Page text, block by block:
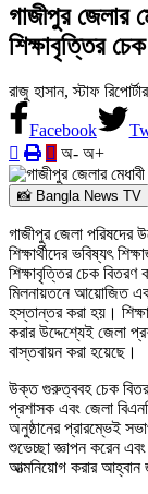
গাজীপুর জেলার
শিক্ষাবৃত্তির
রাজু হাসান, স্টাফ রিপোর্টার
Facebook
অ- অ+
📸 Bangla News TV
গাজীপুর জেলা পরিষদের
শিক্ষার্থীদের ভবিষ্যৎ
শিক্ষাবৃত্তির চেক
মিলনায়তনে আয়োজিত এক
হস্তান্তর করা হয়।
করার উদ্দেশ্যেই জেলা
বাস্তবায়ন করা হয়েছে।
উক্ত গুরুত্ববহ চেক
প্রশাসক এবং জেলা
অনুষ্ঠানের প্রারম্ভেই
শুভেচ্ছা জ্ঞাপন করেন
আত্মনিয়োগ করার আহ্বান